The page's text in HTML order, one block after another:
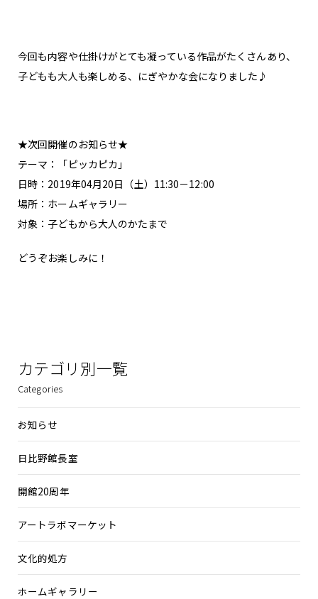
今回も内容や仕掛けがとても凝っている作品がたくさんあり、
子どもも大人も楽しめる、にぎやかな会になりました♪
★次回開催のお知らせ★
テーマ：「ピッカピカ」
日時：2019年04月20日（土）11:30－12:00
場所：ホームギャラリー
対象：子どもから大人のかたまで
どうぞお楽しみに！
カテゴリ別一覧
Categories
お知らせ
日比野館長室
開館20周年
アートラボマーケット
文化的処方
ホームギャラリー